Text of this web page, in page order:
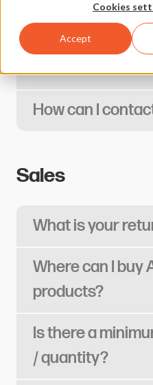
Cookies
Accept
Company​​​​‌ ‍ ​‍​‍‌‍ ‌ ​‍‌‍‍‌‌‍‌ ‌‍‍‌‌‍ ‍​‍​‍​ ‍‍​‍​‍‌ ​ ‌‍​‌‌‍ ‍‌‍‍‌‌ ‌​‌ ‍‌​‍ ‍‌‍‍‌‌‍ ​‍​‍​‍ ​​‍​‍‌‍‍​‌ ​‍‌‍‌‌‌‍‌‍​‍​‍​ ‍‍​‍​‍​‍ ‌ ​ ‌ ‌​‌ ‌‌‌‍‌​‌‍‍‌‌‍ ​‍ ‌‍‍‌‌‍ ‍‌ ‌​‌‍‌‌‌‍ ‍‌ ‌​​‍ ‌‍‌‌‌‍‌​‌‍‍‌‌ ‌​​‍ ‌‍ ‌‌‍ ‌‍‌​‌‍‌‌​ ‌‌ ​​‌ ​‍‌‍‌‌‌ ​ ‌‍‌‌‌‍ ‍‌ ‌​‌‍​‌‌ ‌​‌‍‍‌‌‍ ‌‍ ‍​ ‍ ‌‍‍‌‌‍‌​​ ‌​ ‍​​ ‍‌‌‍​‍​ ​‍​ ‍‌​ ‍‌​ ‍‌​ ‌‌​‍ ‌​ ​​‌‍​‍‌‍‌‍​ ​‌​‍ ‌​ ‌​​ ‍‌‌‍‌​​ ‌​​‍ ‌​ ‍​‌‍​‍​ ‍‌​ ​‌​‍ ‌​ ​​‌‍​ ​ ​‌​ ​​‌‍‌​​ ‌ ‌‍​‌‌‍​ ​ ​​​ ‍‌​ ‌​​ ​​​ ‍ ‌ ‌​‌ ‍‌‌ ​​‌‍‌‌​ ‌‌‍‌‍‌‍​‌‌ ​‌‌​​ ‌‍​‌‌ ‌​‌‍‌‌‌‍‌ ‌‍ ‌ ​‍‌ ‍‌​ ‍ ‌ ​​‌‍​‌‌ ‌​‌‍‍​​ ‌‌ ‌​‌‍‍‌‌ ‌​‌‍ ​‌‍‌‌​ ‌‍​‍‌‍​‌‌ ​ ‌‍‌‌‌‌‌‌‌ ​‍‌‍ ​​ ‌​‍‌‌​ ​‍‌​‌‍‌ ​ ‌ ‌​‌ ‌‌‌‍‌​‌‍‍‌‌‍ ​‍‌‍‌‍‍‌‌‍‌​​ ‌​ ‍​​ ‍‌‌‍​‍​ ​‍​ ‍‌​ ‍‌​ ‍‌​ ‌‌​‍ ‌​ ​​‌‍​‍‌‍‌‍​ ​‌​‍ ‌​ ‌​​ ‍‌‌‍‌​​ ‌​​‍ ‌​ ‍​‌‍​‍​ ‍‌​ ​‌​‍ ‌​ ​​‌‍​ ​ ​‌​ ​​‌‍‌​​ ‌ ‌‍​‌‌‍​ ​ ​​​ ‍‌​ ‌​​ ​​​‍‌‍‌ ‌​‌ ‍‌‌ ​​‌‍‌‌​ ‌‌‍‌‍‌‍​‌‌ ​‌‌​​ ‌‍​‌‌ ‌​‌‍‌‌‌‍‌ ‌‍ ‌ ​‍‌ ‍‌​‍‌‍‌ ​​‌‍​‌‌ ‌​‌‍‍​​ ‌‌ ‌​‌‍‍‌‌ ‌​‌‍ ​‌‍‌‌​‍‌‍‌ ​​‌‍‌‌‌ ​‍‌ ​ ‌ ​​‌‍‌‌‌‍​ ‌ ‌​‌‍‍‌‌ ‌‍‌‍‌‌​ ‌‌ ​​‌ ‌‌‌‍​‍‌‍ ​‌‍‍‌‌ ​ ‌‍‍​‌‍‌‌‌‍‌​​‍​‍‌ ‌
Where is Advatek located?​​​​‌
How can I contact Advatek?​​​​‌
Sales​​​​‌ ‍ ​‍​‍‌‍ ‌ ​‍‌‍‍‌‌‍‌ ‌‍‍‌‌‍ ‍​‍​‍​ ‍‍​‍​‍‌ ​ ‌‍​‌‌‍ ‍‌‍‍‌‌ ‌​‌ ‍‌​‍ ‍‌‍‍‌‌‍ ​‍​‍​‍ ​​‍​‍‌‍‍​‌ ​‍‌‍‌‌‌‍‌‍​‍​‍​ ‍‍​‍​‍​‍ ‌ ​ ‌ ‌​‌ ‌‌‌‍‌​‌‍‍‌‌‍ ​‍ ‌‍‍‌‌‍ ‍‌ ‌​‌‍‌‌‌‍ ‍‌ ‌​​‍ ‌‍‌‌‌‍‌​‌‍‍‌‌ ‌​​‍ ‌‍ ‌‌‍ ‌‍‌​‌‍‌‌​ ‌‌ ​​‌ ​‍‌‍‌‌‌ ​ ‌‍‌‌‌‍ ‍‌ ‌​‌‍​‌‌ ‌​‌‍‍‌‌‍ ‌‍ ‍​ ‍ ‌‍‍‌‌‍‌​​ ‌​ ‌​​ ‌‌‌‍​‌​ ‍‌‌‍​ ​ ‌​​ ‌ ​ ‌‍​‍ ‌​ ‌​‌‍‌‍​ ​‍​ ​‍​‍ ‌​ ‌​​ ​ ​ ​‌‌‍​‍​‍ ‌‌‍​‍​ ​ ​ ‌​‌‍​ ​‍ ‌‌‍​ ​ ​​‌‍​‌​ ‍‌​ ‌​​ ‌​​ ​‌​ ‌‍‌‍​ ​ ​‍​ ‌​​ ‌‍​ ‍ ‌ ‌​‌ ‍‌‌ ​​‌‍‌‌​ ‌‌‍‌‍‌‍​‌‌ ​‌‌​​ ‌‍​‌‌ ‌​‌‍‌‌‌‍‌ ‌‍ ‌ ​‍‌ ‍‌​ ‍ ‌ ​​‌‍​‌‌ ‌​‌‍‍​​ ‌‌ ‌​‌‍‍‌‌ ‌​‌‍ ​‌‍‌‌​ ‌‍​‍‌‍​‌‌ ​ ‌‍‌‌‌‌‌‌‌ ​‍‌‍ ​​ ‌​‍‌‌​ ​‍‌​‌‍‌ ​ ‌ ‌​‌ ‌‌‌‍‌​‌‍‍‌‌‍ ​‍‌‍‌‍‍‌‌‍‌​​ ‌​ ‌​​ ‌‌‌‍​‌​ ‍‌‌‍​ ​ ‌​​ ‌ ​ ‌‍​‍ ‌​ ‌​‌‍‌‍​ ​‍​ ​‍​‍ ‌​ ‌​​ ​ ​ ​‌‌‍​‍​‍ ‌‌‍​‍​ ​ ​ ‌​‌‍​ ​‍ ‌‌‍​ ​ ​​‌‍​‌​ ‍‌​ ‌​​ ‌​​ ​‌​ ‌‍‌‍​ ​ ​‍​ ‌​​ ‌‍​‍‌‍‌ ‌​‌ ‍‌‌ ​​‌‍‌‌​ ‌‌‍‌‍‌‍​‌‌ ​‌‌​​ ‌‍​‌‌ ‌​‌‍‌‌‌‍‌ ‌‍ ‌ ​‍‌ ‍‌​‍‌‍‌ ​​‌‍​‌‌ ‌​‌‍‍​​ ‌‌ ‌​‌‍‍‌‌ ‌​‌‍ ​‌‍‌‌​‍‌‍‌ ​​‌‍‌‌‌ ​‍‌ ​ ‌ ​​‌‍‌‌‌‍​ ‌ ‌​‌‍‍‌‌ ‌‍‌‍‌‌​ ‌‌ ​​‌ ‌‌‌‍​‍‌‍ ​‌‍‍‌‌ ​ ‌‍‍​‌‍‌‌‌‍‌​​‍​‍‌ ‌
What is your returns policy?​​​​‌
Where can I buy
products?​​​​‌ ‍ ​‍​‍‌‍ ‌ ​‍‌‍‍‌‌‍‌ ‌‍‍‌‌‍ ‍​‍​‍​ ‍‍​‍​‍‌ ​ ‌‍​‌‌‍ ‍‌‍‍‌‌ ‌​‌ ‍‌​‍ ‍‌‍‍‌‌‍ ​‍​‍​‍ ​​‍​‍‌‍‍​‌ ​‍‌‍‌‌‌‍‌‍​‍​‍​ ‍‍​‍​‍​‍ ‌ ​ ‌ ‌​‌ ‌‌‌‍‌​‌‍‍‌‌‍ ​‍ ‌‍‍‌‌‍ ‍‌ ‌​‌‍‌‌‌‍ ‍‌ ‌​​‍ ‌‍‌‌‌‍‌​‌‍‍‌‌ ‌​​‍ ‌‍ ‌‌‍ ‌‍‌​‌‍‌‌​ ‌‌ ​​‌ ​‍‌‍‌‌‌ ​ ‌‍‌‌‌‍ ‍‌ ‌​‌‍​‌‌ ‌​‌‍‍‌‌‍ ‌‍ ‍​ ‍ ‌‍‍‌‌‍‌​​ ‌‌‍‌​​ ​‌​ ‌​​ ​ ‌‍‌​‌‍​ ​ ​‍​ ​‌​‍ ‌​ ‌ ‌‍‌‍​ ‌‍‌‍‌‍​‍ ‌​ ‌​‌‍​‌‌‍​‌​ ‍​​‍ ‌‌‍​‌​ ​‍​ ‌‍​ ‌‍​‍ ‌​ ‍​​ ‌​‌‍​ ‌‍​‌‌‍​ ‌‍‌​‌‍​ ​ ​​​ ‍‌​ ‌‌‌‍​ ‌‍​‍​ ‍ ‌ ‌​‌ ‍‌‌ ​​‌‍‌‌​ ‌‌‍‌‍‌‍​‌‌ ​‌​ ‍ ‌ ​​‌‍​‌‌ ‌​‌‍‍​​ ‌‌ ‌​‌‍‍‌‌ ‌​‌‍ ​‌‍‌‌​ ‌‍​‍‌‍​‌‌ ​ ‌‍‌‌‌‌‌‌‌ ​‍‌‍ ​​ ‌​‍‌‌​ ​‍‌​‌‍‌ ​ ‌ ‌​‌ ‌‌‌‍‌​‌‍‍‌‌‍ ​‍‌‍‌‍‍‌‌‍‌​​ ‌‌‍‌​​ ​‌​ ‌​​ ​ ‌‍‌​‌‍​ ​ ​‍​ ​‌​‍ ‌​ ‌ ‌‍‌‍​ ‌‍‌‍‌‍​‍ ‌​ ‌​‌‍​‌‌‍​‌​ ‍​​‍ ‌‌‍​‌​ ​‍​ ‌‍​ ‌‍​‍ ‌​ ‍​​ ‌​‌‍​ ‌‍​‌‌‍​ ‌‍‌​‌‍​ ​ ​​​ ‍‌​ ‌‌‌‍​ ‌‍​‍​‍‌‍‌ ‌​‌ ‍‌‌ ​​‌‍‌‌​ ‌‌‍‌‍‌‍​‌‌ ​‌​‍‌‍‌ ​​‌‍​‌‌ ‌​‌‍‍​​ ‌‌ ‌​‌‍‍‌‌ ‌​‌‍ ​‌‍‌‌​‍‌‍‌ ​​‌‍‌‌‌ ​‍‌ ​ ‌ ​​‌‍‌‌‌‍​ ‌ ‌​‌‍‍‌‌ ‌‍‌‍‌‌​ ‌‌ ​​‌ ‌‌‌‍​‍‌‍ ​‌‍‍‌‌ ​ ‌‍‍​‌‍‌‌‌‍‌​​‍​‍‌ ‌
Is there a
/ quantity?​​​​‌ ‍ ​‍​‍‌‍ ‌ ​‍‌‍‍‌‌‍‌ ‌‍‍‌‌‍ ‍​‍​‍​ ‍‍​‍​‍‌ ​ ‌‍​‌‌‍ ‍‌‍‍‌‌ ‌​‌ ‍‌​‍ ‍‌‍‍‌‌‍ ​‍​‍​‍ ​​‍​‍‌‍‍​‌ ​‍‌‍‌‌‌‍‌‍​‍​‍​ ‍‍​‍​‍​‍ ‌ ​ ‌ ‌​‌ ‌‌‌‍‌​‌‍‍‌‌‍ ​‍ ‌‍‍‌‌‍ ‍‌ ‌​‌‍‌‌‌‍ ‍‌ ‌​​‍ ‌‍‌‌‌‍‌​‌‍‍‌‌ ‌​​‍ ‌‍ ‌‌‍ ‌‍‌​‌‍‌‌​ ‌‌ ​​‌ ​‍‌‍‌‌‌ ​ ‌‍‌‌‌‍ ‍‌ ‌​‌‍​‌‌ ‌​‌‍‍‌‌‍ ‌‍ ‍​ ‍ ‌‍‍‌‌‍‌​​ ‌​ ​ ‌‍‌‍‌‍‌​‌‍​‍​ ​‍​ ‌‌​ ‌‍‌‍‌​​‍ ‌​ ‍‌‌‍‌​​ ​ ‌‍​‍​‍ ‌​ ‌​‌‍​‍​ ‍‌​ ‌‍​‍ ‌​ ‍‌​ ‌ ​ ​‌​ ‌ ​‍ ‌‌‍​ ​ ​ ​ ‌‍​ ‍‌‌‍‌​‌‍​‌‌‍​ ​ ​‌‌‍​ ​ ‌ ‌‍‌‌​ ​‌​ ‍ ‌ ‌​‌ ‍‌‌ ​​‌‍‌‌​ ‌‌‍‌‍‌‍​‌‌ ​‌​ ‍ ‌ ​​‌‍​‌‌ ‌​‌‍‍​​ ‌‌ ‌​‌‍‍‌‌ ‌​‌‍ ​‌‍‌‌​ ‌‍​‍‌‍​‌‌ ​ ‌‍‌‌‌‌‌‌‌ ​‍‌‍ ​​ ‌​‍‌‌​ ​‍‌​‌‍‌ ​ ‌ ‌​‌ ‌‌‌‍‌​‌‍‍‌‌‍ ​‍‌‍‌‍‍‌‌‍‌​​ ‌​ ​ ‌‍‌‍‌‍‌​‌‍​‍​ ​‍​ ‌‌​ ‌‍‌‍‌​​‍ ‌​ ‍‌‌‍‌​​ ​ ‌‍​‍​‍ ‌​ ‌​‌‍​‍​ ‍‌​ ‌‍​‍ ‌​ ‍‌​ ‌ ​ ​‌​ ‌ ​‍ ‌‌‍​ ​ ​ ​ ‌‍​ ‍‌‌‍‌​‌‍​‌‌‍​ ​ ​‌‌‍​ ​ ‌ ‌‍‌‌​ ​‌​‍‌‍‌ ‌​‌ ‍‌‌ ​​‌‍‌‌​ ‌‌‍‌‍‌‍​‌‌ ​‌​‍‌‍‌ ​​‌‍​‌‌ ‌​‌‍‍​​ ‌‌ ‌​‌‍‍‌‌ ‌​‌‍ ​‌‍‌‌​‍‌‍‌ ​​‌‍‌‌‌ ​‍‌ ​ ‌ ​​‌‍‌‌‌‍​ ‌ ‌​‌‍‍‌‌ ‌‍‌‍‌‌​ ‌‌ ​​‌ ‌‌‌‍​‍‌‍ ​‌‍‍‌‌ ​ ‌‍‍​‌‍‌‌‌‍‌​​‍​‍‌ ‌